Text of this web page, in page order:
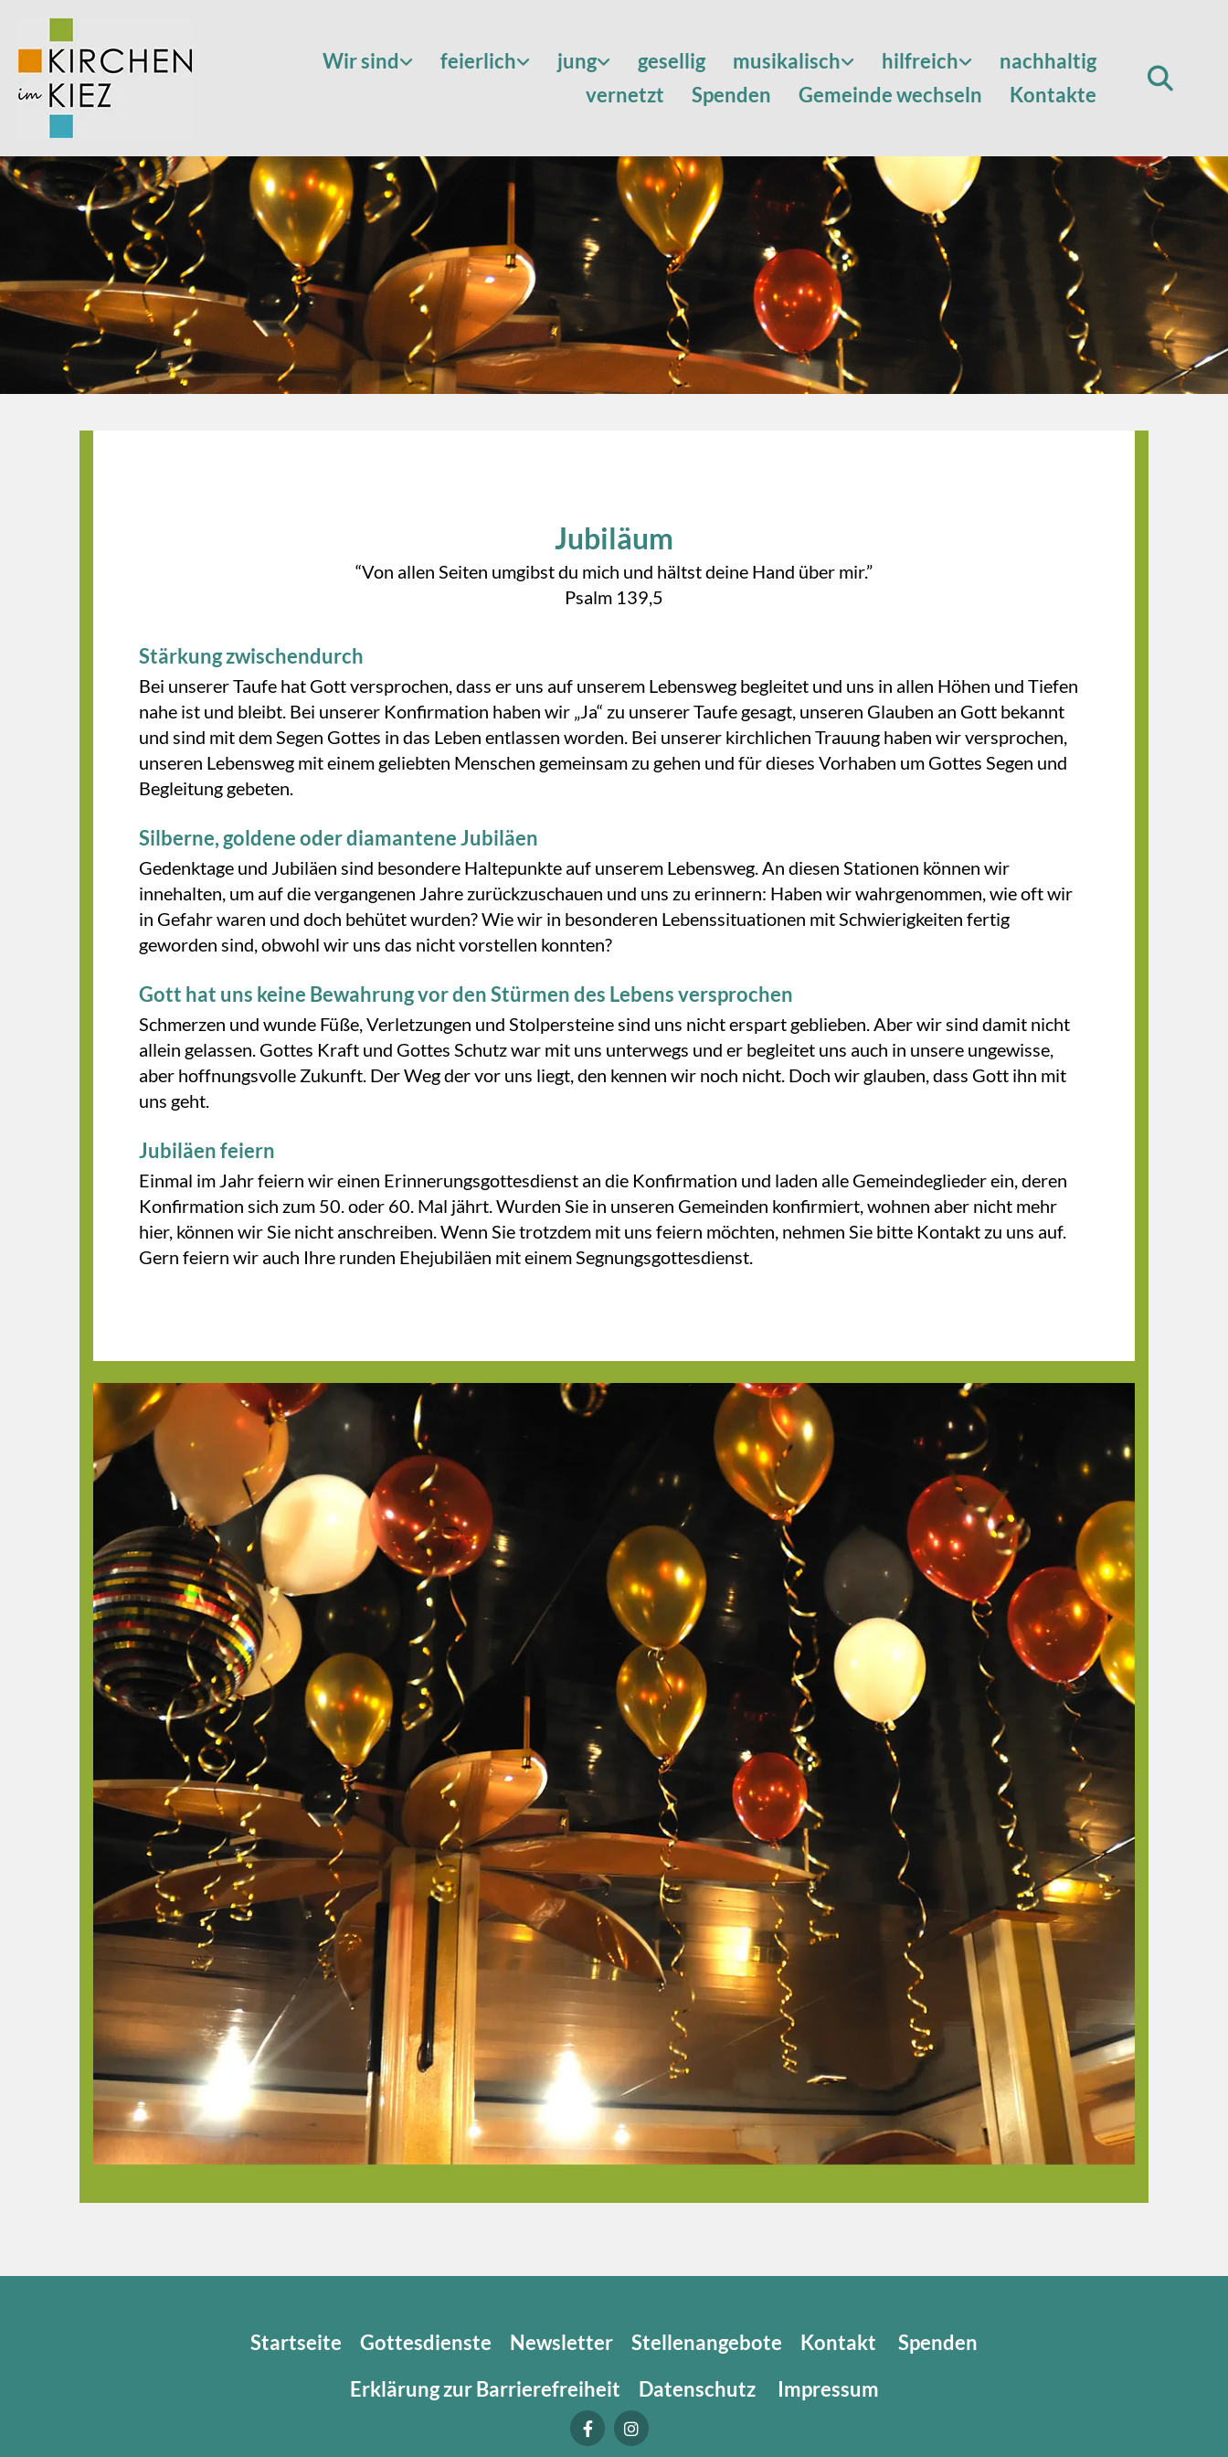
Wir sind feierlich jung gesellig musikalisch hilfreich
nachhaltig
vernetzt
Spenden Gemeinde wechseln Kontakte
Jubiläum
“Von allen Seiten umgibst du mich und hältst deine Hand über mir.”
Psalm 139,5
Stärkung zwischendurch
Bei unserer Taufe hat Gott versprochen, dass er uns auf unserem Lebensweg begleitet und uns in allen Höhen und Tiefen
nahe ist und bleibt. Bei unserer Konfirmation haben wir „Ja“ zu unserer Taufe gesagt, unseren Glauben an Gott bekannt
und sind mit dem Segen Gottes in das Leben entlassen worden. Bei unserer kirchlichen Trauung haben wir versprochen,
unseren Lebensweg mit einem geliebten Menschen gemeinsam zu gehen und für dieses Vorhaben um Gottes Segen und
Begleitung gebeten.
Silberne, goldene oder diamantene Jubiläen
Gedenktage und Jubiläen sind besondere Haltepunkte auf unserem Lebensweg. An diesen Stationen können wir
innehalten, um auf die vergangenen Jahre zurückzuschauen und uns zu erinnern: Haben wir wahrgenommen, wie oft wir
in Gefahr waren und doch behütet wurden? Wie wir in besonderen Lebenssituationen mit Schwierigkeiten fertig
geworden sind, obwohl wir uns das nicht vorstellen konnten?
Gott hat uns keine Bewahrung vor den Stürmen des Lebens versprochen
Schmerzen und wunde Füße, Verletzungen und Stolpersteine sind uns nicht erspart geblieben. Aber wir sind damit nicht
allein gelassen. Gottes Kraft und Gottes Schutz war mit uns unterwegs und er begleitet uns auch in unsere ungewisse,
aber hoffnungsvolle Zukunft. Der Weg der vor uns liegt, den kennen wir noch nicht. Doch wir glauben, dass Gott ihn mit
uns geht.
Jubiläen feiern
Einmal im Jahr feiern wir einen Erinnerungsgottesdienst an die Konfirmation und laden alle Gemeindeglieder ein, deren
Konfirmation sich zum 50. oder 60. Mal jährt. Wurden Sie in unseren Gemeinden konfirmiert, wohnen aber nicht mehr
hier, können wir Sie nicht anschreiben. Wenn Sie trotzdem mit uns feiern möchten, nehmen Sie bitte Kontakt zu uns auf.
Gern feiern wir auch Ihre runden Ehejubiläen mit einem Segnungsgottesdienst.
Startseite Gottesdienste Newsletter Stellenangebote Kontakt
Spenden
Erklärung zur Barrierefreiheit
Datenschutz Impressum